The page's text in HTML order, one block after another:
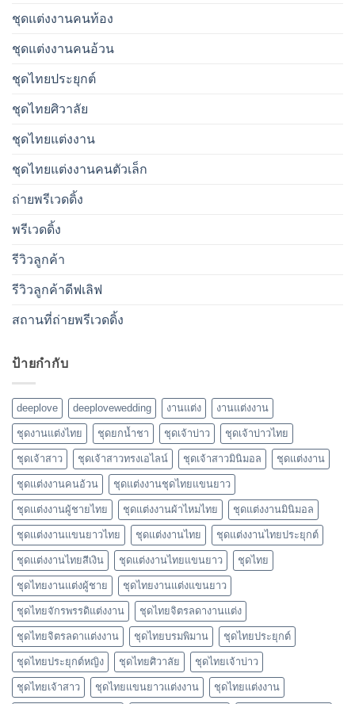
ชุดแต่งงานคนท้อง
ชุดแต่งงานคนอ้วน
ชุดไทยประยุกต์
ชุดไทยศิวาลัย
ชุดไทยแต่งงาน
ชุดไทยแต่งงานคนตัวเล็ก
ถ่ายพรีเวดดิ้ง
พรีเวดดิ้ง
รีวิวลูกค้า
รีวิวลูกค้าดีฟเลิฟ
สถานที่ถ่ายพรีเวดดิ้ง
ป้ายกำกับ
deeplove deeplovewedding งานแต่ง งานแต่งงาน
ชุดงานแต่งไทย ชุดยกน้ำชา ชุดเจ้าบ่าว ชุดเจ้าบ่าวไทย
ชุดเจ้าสาว ชุดเจ้าสาวทรงเอไลน์ ชุดเจ้าสาวมินิมอล ชุดแต่งงาน
ชุดแต่งงานคนอ้วน ชุดแต่งงานชุดไทยแขนยาว
ชุดแต่งงานผู้ชายไทย ชุดแต่งงานผ้าไหมไทย ชุดแต่งงานมินิมอล
ชุดแต่งงานแขนยาวไทย ชุดแต่งงานไทย ชุดแต่งงานไทยประยุกต์
ชุดแต่งงานไทยสีเงิน ชุดแต่งงานไทยแขนยาว ชุดไทย
ชุดไทยงานแต่งผู้ชาย ชุดไทยงานแต่งแขนยาว
ชุดไทยจักรพรรดิแต่งงาน ชุดไทยจิตรลดางานแต่ง
ชุดไทยจิตรลดาแต่งงาน ชุดไทยบรมพิมาน ชุดไทยประยุกต์
ชุดไทยประยุกต์หญิง ชุดไทยศิวาลัย ชุดไทยเจ้าบ่าว
ชุดไทยเจ้าสาว ชุดไทยแขนยาวแต่งงาน ชุดไทยแต่งงาน